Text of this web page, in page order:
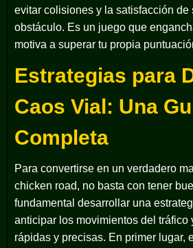
evitar colisiones y la satisfacción de
obstáculo. Es un juego que
motiva a superar tu propia
Estrategias para
Caos Vial: Una
Completa
Para convertirse en un verdadero
chicken road, no basta con tener
fundamental desarrollar una
anticipar los movimientos del tráfico
rápidas y precisas. En primer lugar,